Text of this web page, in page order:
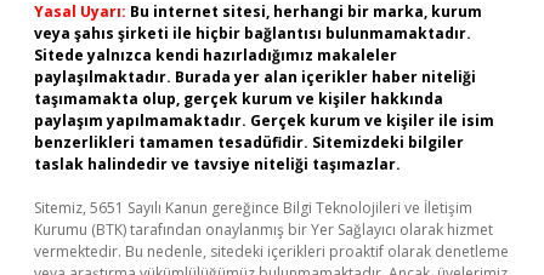
Yasal Uyarı: Bu internet sitesi, herhangi bir marka, kurum
veya şahıs şirketi ile hiçbir bağlantısı bulunmamaktadır.
Sitede yalnızca kendi hazırladığımız makaleler
paylaşılmaktadır. Burada yer alan içerikler haber niteliği
taşımamakta olup, gerçek kurum ve kişiler hakkında
paylaşım yapılmamaktadır. Gerçek kurum ve kişiler ile isim
benzerlikleri tamamen tesadüfidir. Sitemizdeki bilgiler
taslak halindedir ve tavsiye niteliği taşımazlar.
Sitemiz, 5651 Sayılı Kanun gereğince Bilgi Teknolojileri ve İletişim
Kurumu (BTK) tarafından onaylanmış bir Yer Sağlayıcı olarak hizmet
vermektedir. Bu nedenle, sitedeki içerikleri proaktif olarak denetleme